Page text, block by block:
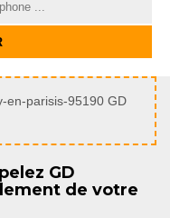
GD
de votre